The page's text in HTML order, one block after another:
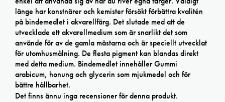
länge har konstnärer och kemister försökt förbättra kvalitén
på bindemedlet i akvarellfärg. Det slutade med att de
utvecklade ett akvarellmedium som är snarlikt det som
använde för av de gamla mästarna och är speciellt utvecklat
för utomhusmålning. De flesta pigment kan blandas direkt
med detta medium. Bindemedlet innehåller Gummi
arabicum, honung och glycerin som mjukmedel och för
bättre hållbarhet.
Det finns ännu inga recensioner för denna produkt.